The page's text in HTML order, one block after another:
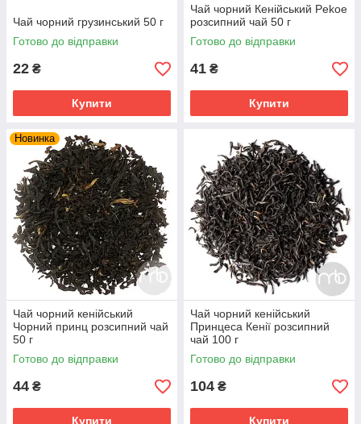
Чай чорний грузинський 50 г
Готово до відправки
22 ₴
Купити
Чай чорний Кенійський Pekoe
розсипний чай 50 г
Готово до відправки
41 ₴
Купити
Новинка
Чай чорний кенійський
Чорний принц розсипний чай
50 г
Готово до відправки
44 ₴
Купити
Чай чорний кенійський
Принцеса Кенії розсипний
чай 100 г
Готово до відправки
104 ₴
Купити